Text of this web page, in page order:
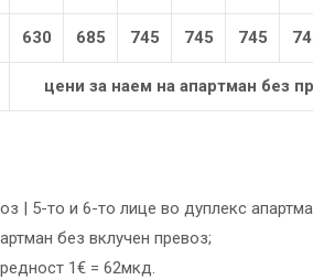
630 685 745 745 745
цени за наем на апартман без
| 5-то и 6-то лице во дуплекс
без вклучен превоз;
1€ = 62мкд.